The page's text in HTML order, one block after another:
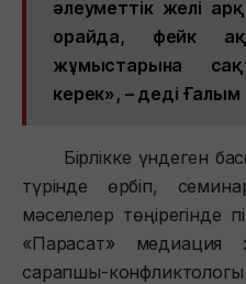
әлеуметтік желі
орайда, фейк
жұмыстарына
керек», – деді
Бірлікке үндеген
түрінде өрбіп,
мәселелер төңірегінде
«Парасат» медиация
сарапшы-